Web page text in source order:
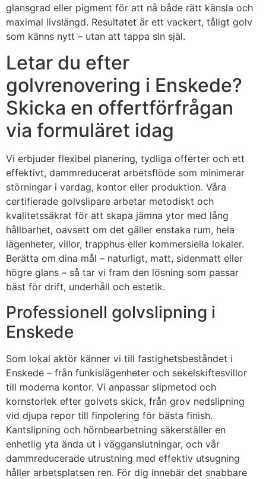
glansgrad eller pigment för att nå både rätt känsla och
maximal livslängd. Resultatet är ett vackert, tåligt golv
som känns nytt – utan att tappa sin själ.
Letar du efter
golvrenovering i Enskede?
Skicka en offertförfrågan
via formuläret idag
Vi erbjuder flexibel planering, tydliga offerter och ett
effektivt, dammreducerat arbetsflöde som minimerar
störningar i vardag, kontor eller produktion. Våra
certifierade golvslipare arbetar metodiskt och
kvalitetssäkrat för att skapa jämna ytor med lång
hållbarhet, oavsett om det gäller enstaka rum, hela
lägenheter, villor, trapphus eller kommersiella lokaler.
Berätta om dina mål – naturligt, matt, sidenmatt eller
högre glans – så tar vi fram den lösning som passar
bäst för drift, underhåll och estetik.
Professionell golvslipning i
Enskede
Som lokal aktör känner vi till fastighetsbeståndet i
Enskede – från funkislägenheter och sekelskiftesvillor
till moderna kontor. Vi anpassar slipmetod och
kornstorlek efter golvets skick, från grov nedslipning
vid djupa repor till finpolering för bästa finish.
Kantslipning och hörnbearbetning säkerställer en
enhetlig yta ända ut i vägganslutningar, och vår
dammreducerade utrustning med effektiv utsugning
håller arbetsplatsen ren. För dig innebär det snabbare